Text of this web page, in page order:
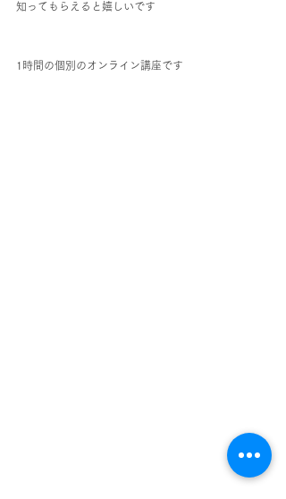
知ってもらえると嬉しいです
1時間の個別のオンライン講座です